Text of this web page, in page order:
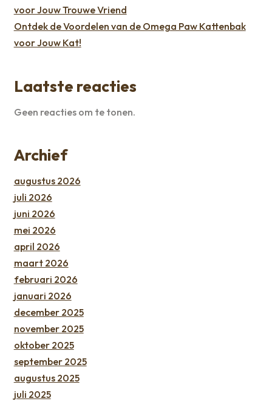
voor Jouw Trouwe Vriend
Ontdek de Voordelen van de Omega Paw Kattenbak
voor Jouw Kat!
Laatste reacties
Geen reacties om te tonen.
Archief
augustus 2026
juli 2026
juni 2026
mei 2026
april 2026
maart 2026
februari 2026
januari 2026
december 2025
november 2025
oktober 2025
september 2025
augustus 2025
juli 2025